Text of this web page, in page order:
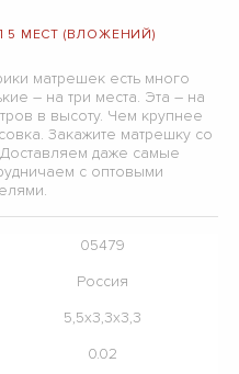
5 МЕСТ (ВЛОЖЕНИЙ)
матрешек есть много
– на три места. Эта – на
в высоту. Чем крупнее
Закажите матрешку со
даже самые
с оптовыми
05479
Россия
5,5х3,3х3,3
0.02